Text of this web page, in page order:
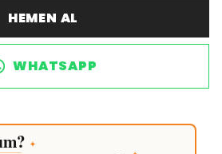
HEMEN AL
WHATSAPP
✦